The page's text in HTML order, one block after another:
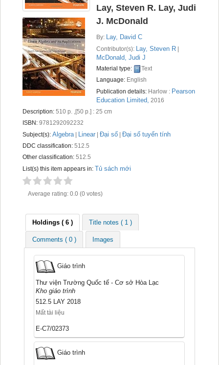
Authority search
Recent comments
Most popular
Purchase suggestions
Z39.50 Search
Lay, Steven R. Lay, Judi
J. McDonald
By: Lay, David C
Contributor(s): Lay, Steven R |
McDonald, Judi J
Material type:
Text
Language: English
Publication details: Harlow : Pearson
Education Limited, 2016
Description: 510 p. ,[50 p.] : 25 cm
ISBN: 9781292092232
Subject(s): Algebra| Linear Đại số Đại số tuyến tính
DDC classification: 512.5
Other classification: 512.5
List(s) this item appears in: Tủ sách mới
Average rating: 0.0 (0 votes)
Holdings( 6 ) Title notes ( 1 )
Comments ( 0 ) Images
Giáo trình
Thư viện Trường Quốc tế - Cơ sở Hòa Lạc
Kho giáo trình
512.5 LAY 2018
Mất tài liệu
E-C7/02373
Giáo trình